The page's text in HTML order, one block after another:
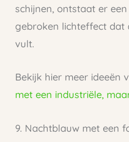
schijnen, ontstaat er
gebroken lichteffect dat
vult.
Bekijk hier meer ideeën
met een industriële,
9. Nachtblauw met een